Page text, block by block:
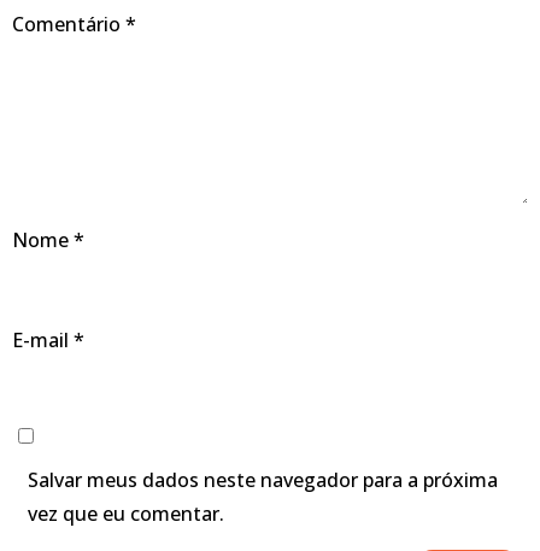
Comentário *
Nome*
E-mail *
Salvar meus dados neste navegador para a próxima
vez que eu comentar.